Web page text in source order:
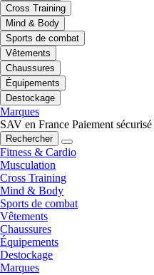
Cross Training
Mind & Body
Sports de combat
Vêtements
Chaussures
Équipements
Destockage
Marques
SAV en France Paiement sécurisé
Rechercher
Fitness & Cardio
Musculation
Cross Training
Mind & Body
Sports de combat
Vêtements
Chaussures
Équipements
Destockage
Marques